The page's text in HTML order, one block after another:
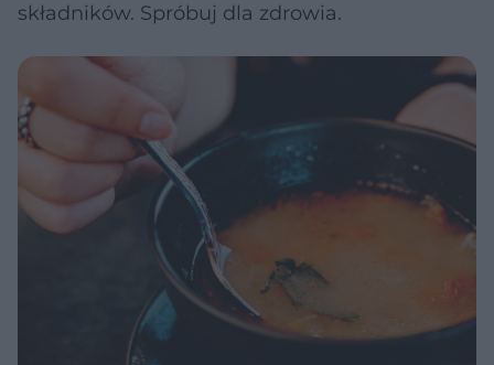
składników. Spróbuj dla zdrowia.